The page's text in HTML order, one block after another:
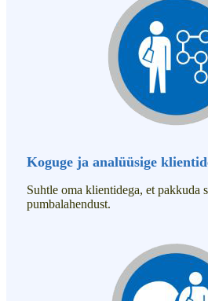
Koguge ja analüüsige
Suhtle oma klientidega, et pakkuda
pumbalahendust.